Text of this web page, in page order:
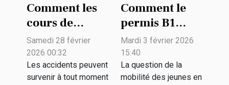
Comment les
cours de
premiers
secours
peuvent sauver
Samedi 28 février
2026 00:32
Les accidents peuvent
survenir à tout moment
Comment le
permis B1
facilite-t-il la
mobilité des
jeunes en
Mardi 3 février 2026
15:40
La question de la
mobilité des jeunes en